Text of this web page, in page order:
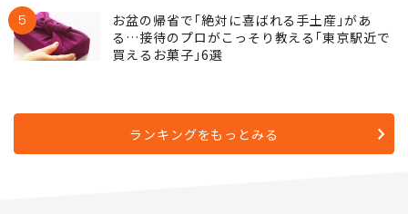
5
お盆の帰省で｢絶対に喜ばれる手土産｣があ
る…接待のプロがこっそり教える｢東京駅近で
買えるお菓子｣6選
ランキングをもっとみる